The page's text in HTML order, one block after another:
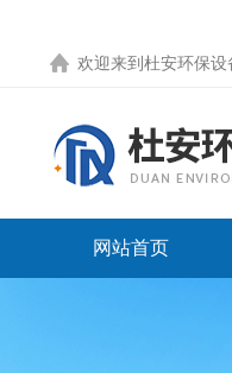
欢迎来到 杜安环保设
网站首页